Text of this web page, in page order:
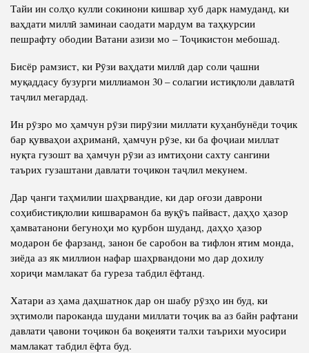
Тайи ин солҳо кулли сокинони кишвар хуб дарк намуданд, ки
ваҳдати миллӣ заминаи саодати мардум ва таҳкурсии
пешрафту ободии Ватани азизи мо – Тоҷикистон мебошад.
Бисёр рамзист, ки Рӯзи ваҳдати миллӣ дар соли ҷашни
муқаддасу бузурги миллиамон 30 – солагии истиқлоли давлатӣ
таҷлил мегардад.
Ин рӯзро мо ҳамчун рӯзи пирӯзии миллати куҳанбунёди тоҷик
бар қувваҳои аҳриманӣ, ҳамчун рӯзе, ки ба фоҷиаи миллат
нуқта гузошт ва ҳамчун рӯзи аз имтиҳони сахту сангини
таърих гузаштани давлати тоҷикон таҷлил мекунем.
Дар ҷанги таҳмилии шаҳрвандие, ки дар оғози даврони
соҳибистиқлолии кишварамон ба вуқӯъ пайваст, даҳҳо ҳазор
ҳамватанони бегуноҳи мо қурбон шуданд, даҳҳо ҳазор
модарон бе фарзанд, занон бе саробон ва тифлон ятим монда,
зиёда аз як миллион нафар шаҳрвандони мо дар дохилу
хориҷи мамлакат ба гуреза табдил ёфтанд.
Хатари аз ҳама даҳшатнок дар он шабу рӯзҳо ин буд, ки
эҳтимоли пароканда шудани миллати тоҷик ва аз байн рафтани
давлати ҷавони тоҷикон ба воқеияти талхи таърихи муосири
мамлакат табдил ёфта буд.